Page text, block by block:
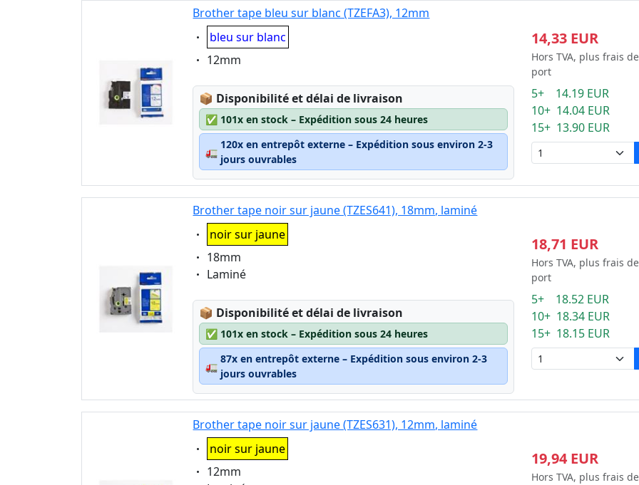
Brother tape bleu sur blanc (TZEFA3), 12mm
Eigenschaft:
bleu sur blanc
Eigenschaft:
12mm
📦 Lagerstatus:
Disponibilité et délai de livraison
✅ 101x en stock – Expédition sous 24 heures
🚛
120x en entrepôt externe – Expédition sous environ 2-3
jours ouvrables
14,33 EUR
Hors TVA, plus frais de
port
5+ 14.19 EUR
10+ 14.04 EUR
15+ 13.90 EUR
Brother tape noir sur jaune (TZES641), 18mm, laminé
Eigenschaft:
noir sur jaune
Eigenschaft:
18mm
Eigenschaft:
Laminé
📦 Lagerstatus:
Disponibilité et délai de livraison
✅ 101x en stock – Expédition sous 24 heures
🚛
87x en entrepôt externe – Expédition sous environ 2-3
jours ouvrables
18,71 EUR
Hors TVA, plus frais de
port
5+ 18.52 EUR
10+ 18.34 EUR
15+ 18.15 EUR
Brother tape noir sur jaune (TZES631), 12mm, laminé
Eigenschaft:
noir sur jaune
Eigenschaft:
12mm
19,94 EUR
Hors TVA, plus frais de